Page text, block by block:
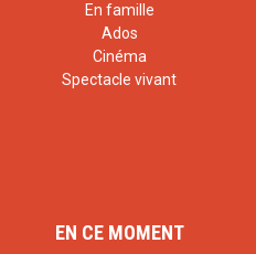
En famille
Ados
Cinéma
Spectacle vivant
EN CE MOMENT